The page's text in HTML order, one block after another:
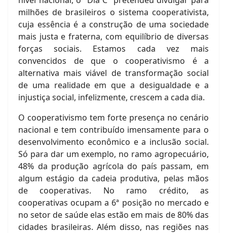
milhões de brasileiros o sistema cooperativista,
cuja essência é a construção de uma sociedade
mais justa e fraterna, com equilíbrio de diversas
forças sociais. Estamos cada vez mais
convencidos de que o cooperativismo é a
alternativa mais viável de transformação social
de uma realidade em que a desigualdade e a
injustiça social, infelizmente, crescem a cada dia.
O cooperativismo tem forte presença no cenário
nacional e tem contribuído imensamente para o
desenvolvimento econômico e a inclusão social.
Só para dar um exemplo, no ramo agropecuário,
48% da produção agrícola do país passam, em
algum estágio da cadeia produtiva, pelas mãos
de cooperativas. No ramo crédito, as
cooperativas ocupam a 6ª posição no mercado e
no setor de saúde elas estão em mais de 80% das
cidades brasileiras. Além disso, nas regiões nas